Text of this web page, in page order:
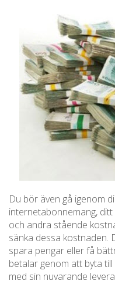
Du bör även gå igenom
internetabonnemang,
och andra stående
sänka dessa kostnaden.
spara pengar eller få
betalar genom att byta
med sin nuvarande